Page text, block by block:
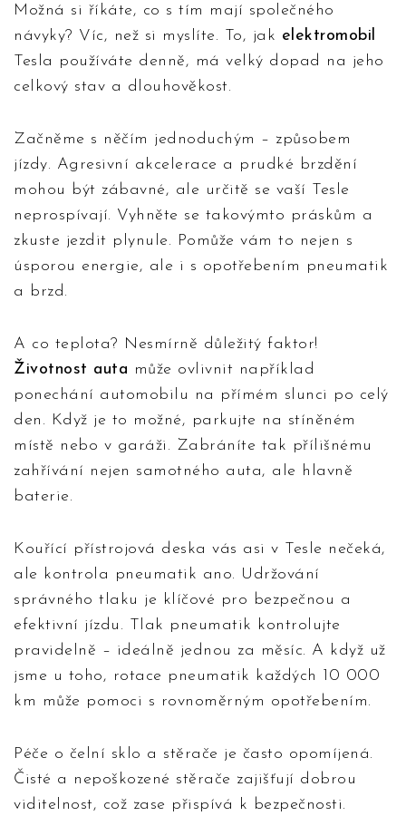
Možná si říkáte, co s tím mají společného
návyky? Víc, než si myslíte. To, jak elektromobil
Tesla používáte denně, má velký dopad na jeho
celkový stav a dlouhověkost.
Začněme s něčím jednoduchým – způsobem
jízdy. Agresivní akcelerace a prudké brzdění
mohou být zábavné, ale určitě se vaší Tesle
neprospívají. Vyhněte se takovýmto práskům a
zkuste jezdit plynule. Pomůže vám to nejen s
úsporou energie, ale i s opotřebením pneumatik
a brzd.
A co teplota? Nesmírně důležitý faktor!
Životnost auta může ovlivnit například
ponechání automobilu na přímém slunci po celý
den. Když je to možné, parkujte na stíněném
místě nebo v garáži. Zabráníte tak přílišnému
zahřívání nejen samotného auta, ale hlavně
baterie.
Kouřící přístrojová deska vás asi v Tesle nečeká,
ale kontrola pneumatik ano. Udržování
správného tlaku je klíčové pro bezpečnou a
efektivní jízdu. Tlak pneumatik kontrolujte
pravidelně – ideálně jednou za měsíc. A když už
jsme u toho, rotace pneumatik každých 10 000
km může pomoci s rovnoměrným opotřebením.
Péče o čelní sklo a stěrače je často opomíjená.
Čisté a nepoškozené stěrače zajišťují dobrou
viditelnost, což zase přispívá k bezpečnosti.